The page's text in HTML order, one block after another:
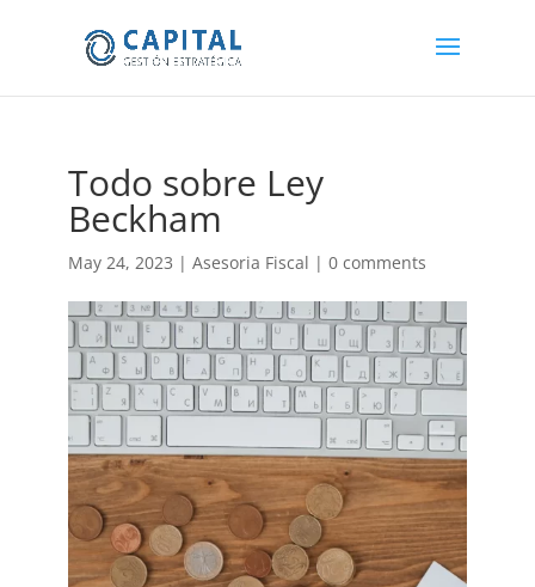
Todo sobre Ley
Beckham
May 24, 2023 | Asesoria Fiscal | 0 comments